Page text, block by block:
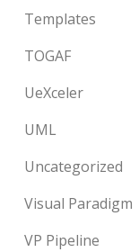
Templates
TOGAF
UeXceler
UML
Uncategorized
Visual Paradigm
VP Pipeline